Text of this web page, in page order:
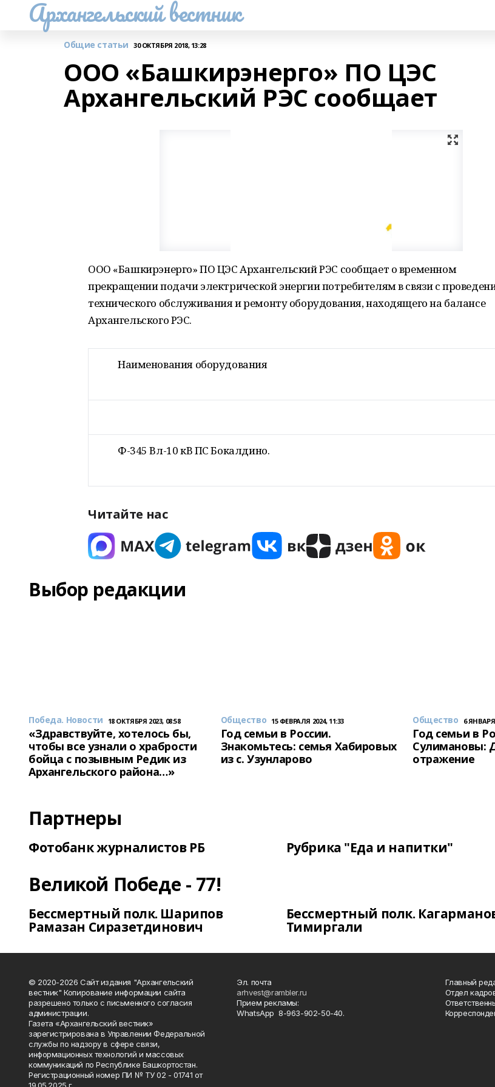
Архангельский вестник
Общие статьи 30 ОКТЯБРЯ 2018, 13:28
ООО «Башкирэнерго» ПО ЦЭС
Архангельский РЭС сообщает
ООО «Башкирэнерго» ПО ЦЭС Архангельский РЭС сообщает о временном
прекращении подачи электрической энергии потребителям в связи с
технического обслуживания и ремонту оборудования, находящего на балансе
Архангельского РЭС.
Наименования оборудования
Ф-345 Вл-10 кВ ПС Бокалдино.
Читайте нас
Выбор редакции
Победа. Новости 18 ОКТЯБРЯ 2023, 08:58
«Здравствуйте, хотелось бы,
чтобы все узнали о храбрости
бойца с позывным Редик из
Архангельского района…»
Общество 15 ФЕВРАЛЯ 2024, 11:33
Год семьи в России.
Знакомьтесь: семья Хабировых
из с. Узунларово
Общество 6 ЯНВАРЯ
Год семьи в
Сулимановы:
отражение
Партнеры
Фотобанк журналистов РБ Рубрика "Еда и напитки"
Великой Победе - 77!
Бессмертный полк. Шарипов
Рамазан Сиразетдинович
Бессмертный полк.
Тимиргали
© 2020-2026 Сайт издания "Архангельский
вестник" Копирование информации сайта
разрешено только с письменного согласия
администрации.
Газета «Архангельский вестник»
зарегистрирована в Управлении Федеральной
службы по надзору в сфере связи,
информационных технологий и массовых
коммуникаций по Республике Башкортостан.
Регистрационный номер ПИ № ТУ 02 - 01741 от
Эл. почта
arhvest@rambler.ru
Прием рекламы:
WhatsApp 8-963-902-50-40.
Главный
Отдел